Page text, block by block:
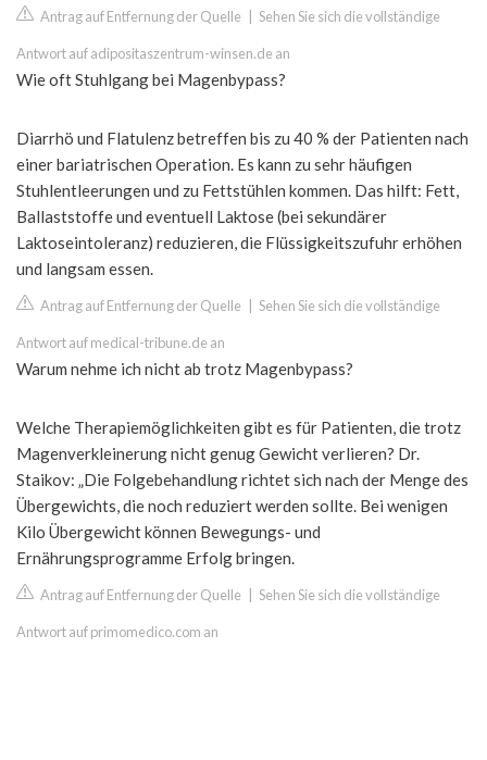
Antrag auf Entfernung der Quelle Sehen Sie sich die vollständige
Antwort auf adipositaszentrum-winsen.de an
Wie oft Stuhlgang bei Magenbypass?
Diarrhö und Flatulenz betreffen bis zu 40 % der Patienten nach
einer bariatrischen Operation. Es kann zu sehr häufigen
Stuhlentleerungen und zu Fettstühlen kommen. Das hilft: Fett,
Ballaststoffe und eventuell Laktose (bei sekundärer
Laktoseintoleranz) reduzieren, die Flüssigkeitszufuhr erhöhen
und langsam essen.
Antrag auf Entfernung der Quelle Sehen Sie sich die vollständige
Antwort auf medical-tribune.de an
Warum nehme ich nicht ab trotz Magenbypass?
Welche Therapiemöglichkeiten gibt es für Patienten, die trotz
Magenverkleinerung nicht genug Gewicht verlieren? Dr.
Staikov: „Die Folgebehandlung richtet sich nach der Menge des
Übergewichts, die noch reduziert werden sollte. Bei wenigen
Kilo Übergewicht können Bewegungs- und
Ernährungsprogramme Erfolg bringen.
Antrag auf Entfernung der Quelle Sehen Sie sich die vollständige
Antwort auf primomedico.com an